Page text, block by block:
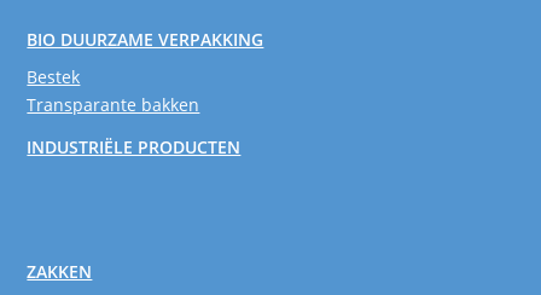
BIO DUURZAME VERPAKKING
Bestek
Transparante bakken
INDUSTRIËLE PRODUCTEN
ZAKKEN